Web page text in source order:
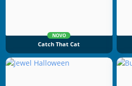
NOVO
Catch That Cat